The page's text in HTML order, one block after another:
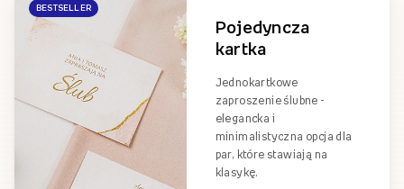
BESTSELLER
Pojedyncza
kartka
Jednokartkowe
zaproszenie ślubne -
elegancka i
minimalistyczna opcja dla
par, które stawiają na
klasykę.